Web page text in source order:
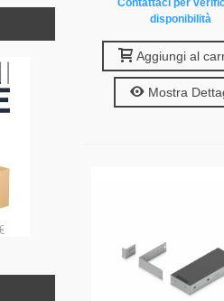
Contattaci per
disponibilità
Aggiungi al
Mostra